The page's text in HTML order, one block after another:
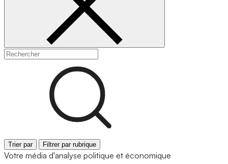
Trier par Filtrer par rubrique
Votre média d'analyse politique et économique